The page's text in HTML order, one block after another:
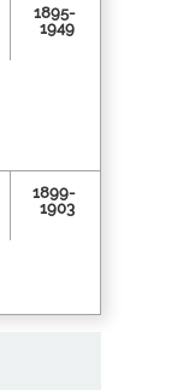
1895-
1949
1899-
1903